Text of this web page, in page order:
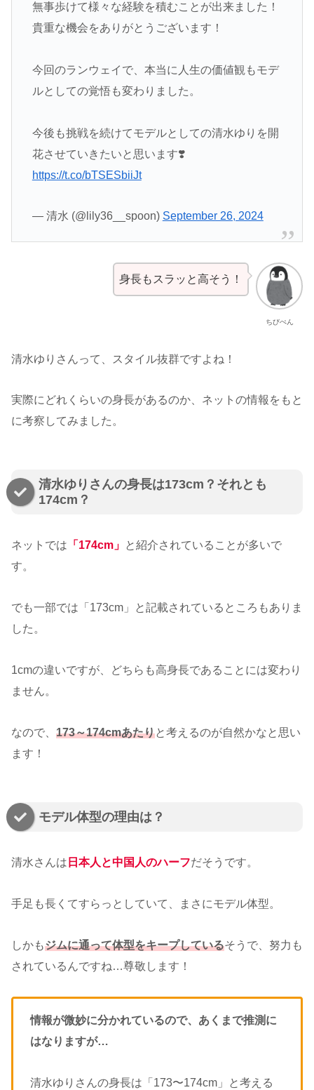
無事歩けて様々な経験を積むことが出来ました！
貴重な機会をありがとうございます！
今回のランウェイで、本当に人生の価値観もモデ
ルとしての覚悟も変わりました。
今後も挑戦を続けてモデルとしての清水ゆりを開
花させていきたいと思います❣️
https://t.co/bTSESbiiJt
— 清水 (@lily36__spoon) September 26, 2024
ちびぺん
身長もスラッと高そう！
清水ゆりさんって、スタイル抜群ですよね！
実際にどれくらいの身長があるのか、ネットの情報をもと
に考察してみました。
清水ゆりさんの身長は173cm？それとも
174cm？
ネットでは 「174cm」
と紹介されていることが多いで
す。
でも一部では「173cm」と記載されているところもありま
した。
1cmの違いですが、どちらも高身長であることには変わり
ません。
なので、 173～174cmあたりと考えるのが自然かなと思い
ます！
モデル体型の理由は？
清水さんは 日本人と中国人のハーフだそうです。
手足も長くてすらっとしていて、まさにモデル体型。
しかもジムに通って体型をキープしているそうで、努力も
されているんですね…尊敬します！
情報が微妙に分かれているので、あくまで推測に
はなりますが…
清水ゆりさんの身長は「173〜174cm」と考える